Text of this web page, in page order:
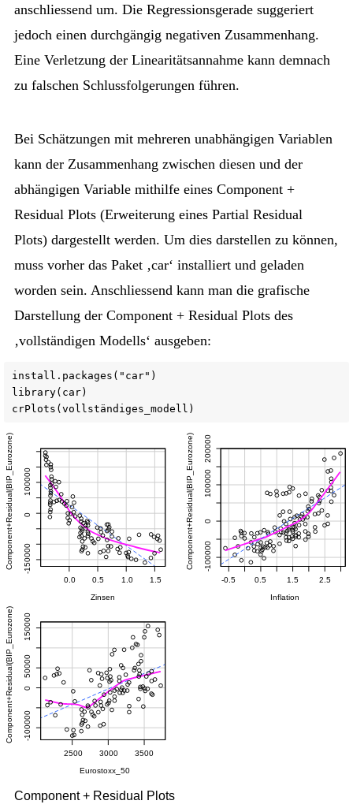
anschliessend um. Die Regressionsgerade suggeriert
jedoch einen durchgängig negativen Zusammenhang.
Eine Verletzung der Linearitätsannahme kann demnach
zu falschen Schlussfolgerungen führen.
Bei Schätzungen mit mehreren unabhängigen Variablen
kann der Zusammenhang zwischen diesen und der
abhängigen Variable mithilfe eines Component +
Residual Plots (Erweiterung eines Partial Residual
Plots) dargestellt werden. Um dies darstellen zu können,
muss vorher das Paket ‚car‘ installiert und geladen
worden sein. Anschliessend kann man die grafische
Darstellung der Component + Residual Plots des
‚vollständigen Modells‘ ausgeben:
install.packages("car")
library(car)
crPlots(vollständiges_modell)
Component + Residual Plots